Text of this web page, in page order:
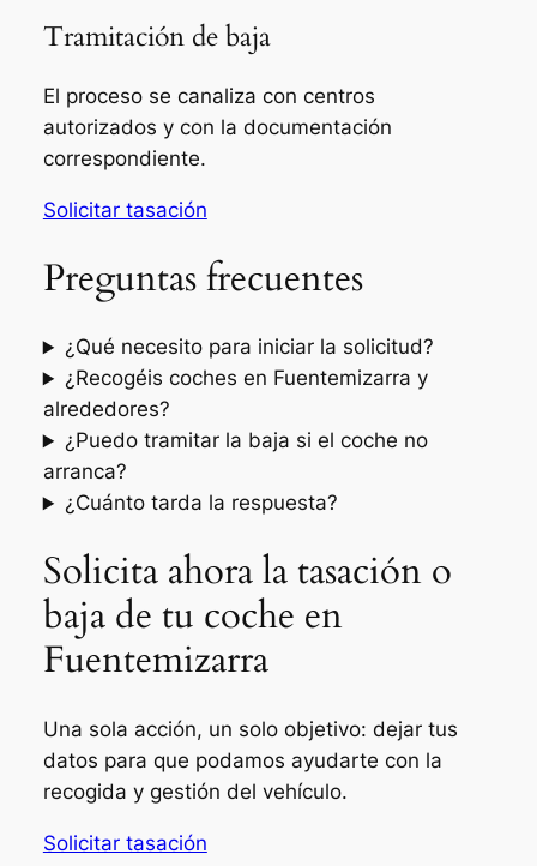
Tramitación de baja
El proceso se canaliza con centros
autorizados y con la documentación
correspondiente.
Solicitar tasación
Preguntas frecuentes
¿Qué necesito para iniciar la solicitud?
¿Recogéis coches en Fuentemizarra y
alrededores?
¿Puedo tramitar la baja si el coche no
arranca?
¿Cuánto tarda la respuesta?
Solicita ahora la tasación o
baja de tu coche en
Fuentemizarra
Una sola acción, un solo objetivo: dejar tus
datos para que podamos ayudarte con la
recogida y gestión del vehículo.
Solicitar tasación